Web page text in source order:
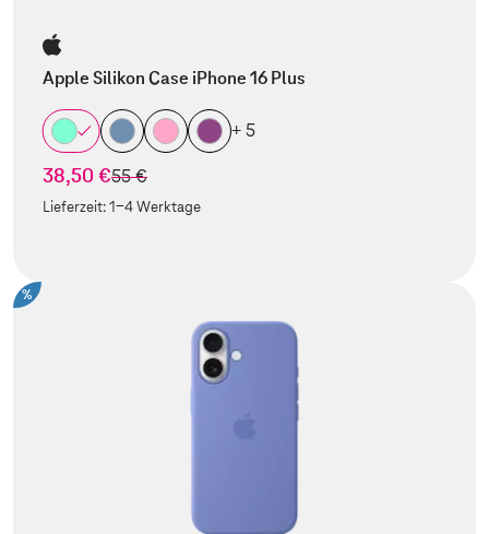
Apple Silikon Case iPhone 16 Plus
+ 5
38,50 €statt
55 €
Lieferzeit:1-4 Werktage
%